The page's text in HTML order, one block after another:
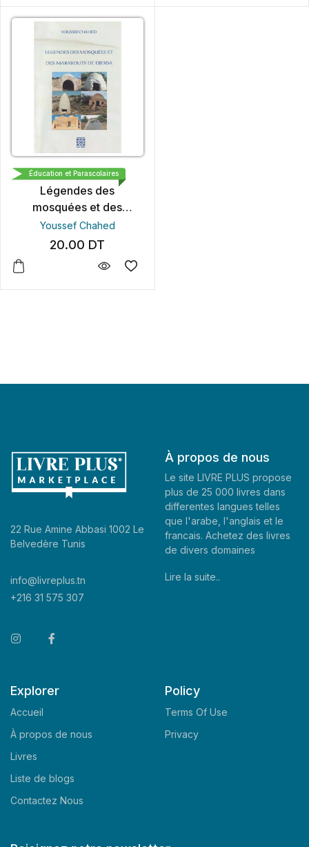
ÉDITIONS ARABESQUES
Légendes des
mosquées et des
marabouts de Djerba
Youssef Chahed
20.00 DT
Éducation et Parascolaires
22 Rue Amine Abbasi 1002 Le
Belvedère Tunis
info@livreplus.tn
+216 31 575 307
À propos de nous
Le site LIVRE PLUS propose
plus de 25 000 livres dans
differentes langues telles
que l'arabe, l'anglais et le
francais. Achetez des livres
de divers domaines
Lire la suite..
Explorer
Accueil
À propos de nous
Livres
Liste de blogs
Contactez Nous
Policy
Terms Of Use
Privacy